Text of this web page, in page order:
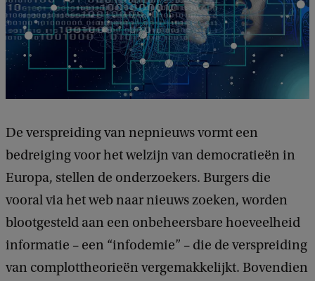
De verspreiding van nepnieuws vormt een
bedreiging voor het welzijn van democratieën in
Europa, stellen de onderzoekers. Burgers die
vooral via het web naar nieuws zoeken, worden
blootgesteld aan een onbeheersbare hoeveelheid
informatie – een “infodemie” – die de verspreiding
van complottheorieën vergemakkelijkt. Bovendien